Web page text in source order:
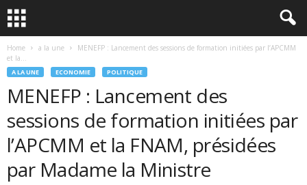
Home a la une
MENEFP : Lancement des sessions de formation initiées par l’APCMM
et la...
A LA UNE ECONOMIE POLITIQUE
MENEFP : Lancement des
sessions de formation initiées par
l’APCMM et la FNAM, présidées
par Madame la Ministre